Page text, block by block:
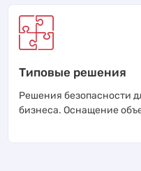
Типовые решения
Решения безопасности
бизнеса. Оснащение